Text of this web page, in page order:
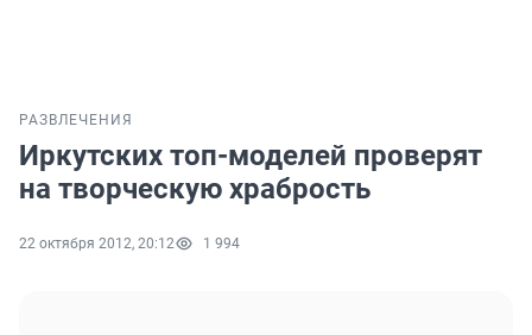
РАЗВЛЕЧЕНИЯ
Иркутских топ-моделей проверят
на творческую храбрость
22 октября 2012, 20:12 1 994